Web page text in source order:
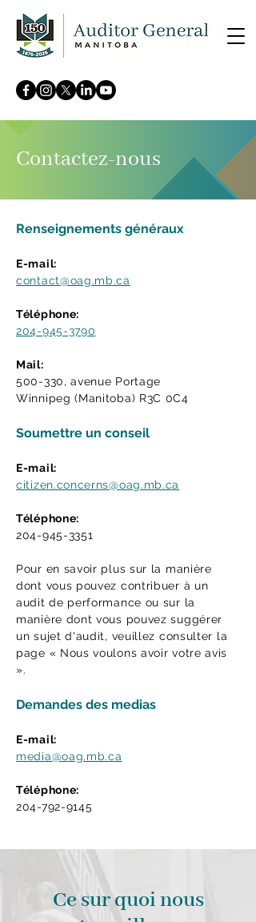
Contactez-nous
Renseignements généraux
E-mail:
contact@oag.mb.ca
Téléphone:
204-945-3790
Mail:
500-330, avenue Portage
Winnipeg (Manitoba) R3C 0C4
Soumettre un conseil
E-mail:
citizen.concerns@oag.mb.ca
Téléphone:
204-945-3351
Pour en savoir plus sur la manière
dont vous pouvez contribuer à un
audit de performance ou sur la
manière dont vous pouvez suggérer
un sujet d'audit, veuillez consulter la
page « Nous voulons avoir votre avis
».
Demandes des medias
E-mail:
media@oag.mb.ca
Téléphone:
204-792-9145
Ce sur quoi nous